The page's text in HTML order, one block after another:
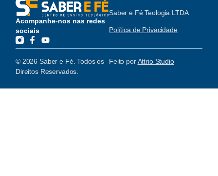
Acompanhe-nos nas redes
sociais
Saber e Fé Teologia LTDA
Política de Privacidade
© 2026 Saber e Fé. Todos os
Direitos Reservados.
Feito porAttrio Studio